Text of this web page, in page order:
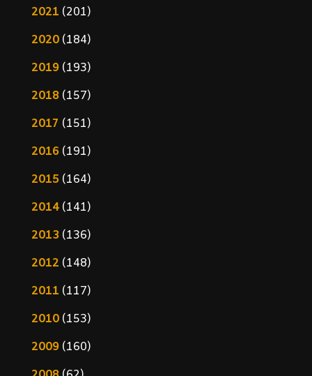
2021 (201)
2020(184)
2019(193)
2018(157)
2017 (151)
2016(191)
2015(164)
2014(141)
2013(136)
2012 (148)
2011 (117)
2010(153)
2009(160)